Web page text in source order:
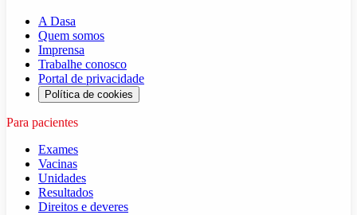
A Dasa
Quem somos
Imprensa
Trabalhe conosco
Portal de privacidade
Política de cookies
Para pacientes
Exames
Vacinas
Unidades
Resultados
Direitos e deveres